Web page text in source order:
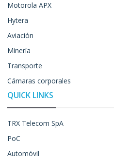
Motorola APX
Hytera
Aviación
Minería
Transporte
Cámaras corporales
QUICK LINKS
TRX Telecom SpA
PoC
Automóvil